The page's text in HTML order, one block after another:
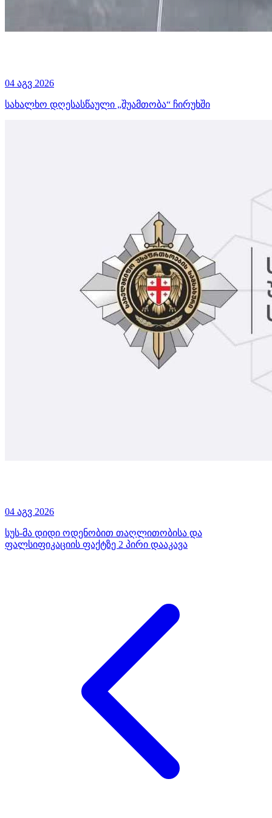
04 აგვ 2026
სახალხო დღესასწაული „შუამთობა“ ჩირუხში
04 აგვ 2026
სუს-მა დიდი ოდენობით თაღლითობისა და
ფალსიფიკაციის ფაქტზე 2 პირი დააკავა